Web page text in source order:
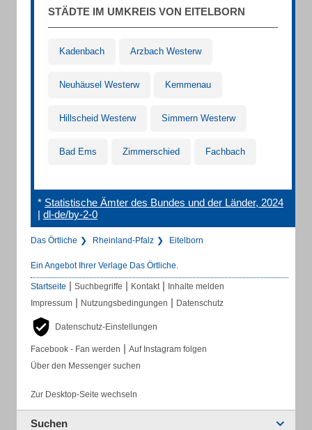
STÄDTE IM UMKREIS VON EITELBORN
Kadenbach Arzbach Westerw
Neuhäusel Westerw Kemmenau
Hillscheid Westerw Simmern Westerw
Bad Ems Zimmerschied Fachbach
* Statistische Ämter des Bundes und der Länder, 2024
| dl-de/by-2-0
Das Örtliche Rheinland-Pfalz Eitelborn
Ein Angebot Ihrer Verlage Das Örtliche.
Startseite | Suchbegriffe | Kontakt | Inhalte melden
Impressum | Nutzungsbedingungen | Datenschutz
Datenschutz-Einstellungen
Facebook - Fan werden | Auf Instagram folgen
Über den Messenger suchen
Zur Desktop-Seite wechseln
Suchen